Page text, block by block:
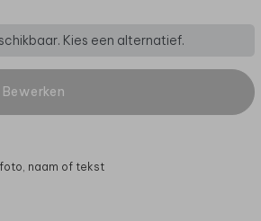
Kies een alternatief.
Bewerken
naam of tekst